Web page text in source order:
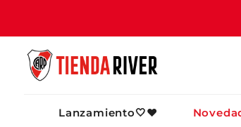
Lanzamiento🤍❤️